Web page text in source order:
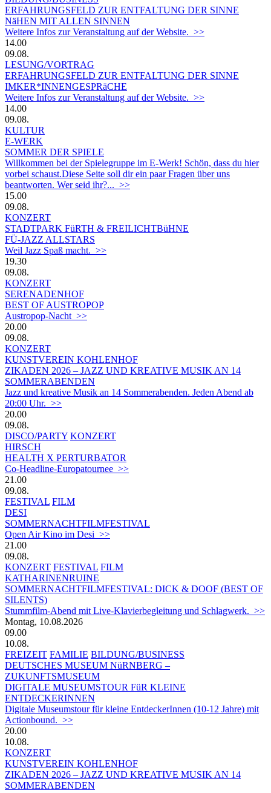
ERFAHRUNGSFELD ZUR ENTFALTUNG DER SINNE
NäHEN MIT ALLEN SINNEN
Weitere Infos zur Veranstaltung auf der Website. >>
14.00
09.08.
LESUNG/VORTRAG
ERFAHRUNGSFELD ZUR ENTFALTUNG DER SINNE
IMKER*INNENGESPRäCHE
Weitere Infos zur Veranstaltung auf der Website. >>
14.00
09.08.
KULTUR
E-WERK
SOMMER DER SPIELE
Willkommen bei der Spielegruppe im E-Werk! Schön, dass du hier
vorbei schaust.Diese Seite soll dir ein paar Fragen über uns
beantworten. Wer seid ihr?... >>
15.00
09.08.
KONZERT
STADTPARK FüRTH & FREILICHTBüHNE
FÜ-JAZZ ALLSTARS
Weil Jazz Spaß macht. >>
19.30
09.08.
KONZERT
SERENADENHOF
BEST OF AUSTROPOP
Austropop-Nacht >>
20.00
09.08.
KONZERT
KUNSTVEREIN KOHLENHOF
ZIKADEN 2026 – JAZZ UND KREATIVE MUSIK AN 14
SOMMERABENDEN
Jazz und kreative Musik an 14 Sommerabenden. Jeden Abend ab
20:00 Uhr. >>
20.00
09.08.
DISCO/PARTY KONZERT
HIRSCH
HEALTH X PERTURBATOR
Co-Headline-Europatournee >>
21.00
09.08.
FESTIVAL FILM
DESI
SOMMERNACHTFILMFESTIVAL
Open Air Kino im Desi >>
21.00
09.08.
KONZERT FESTIVAL FILM
KATHARINENRUINE
SOMMERNACHTFILMFESTIVAL: DICK & DOOF (BEST OF
SILENTS)
Stummfilm-Abend mit Live-Klavierbegleitung und Schlagwerk. >>
Montag, 10.08.2026
09.00
10.08.
FREIZEIT FAMILIE BILDUNG/BUSINESS
DEUTSCHES MUSEUM NüRNBERG –
ZUKUNFTSMUSEUM
DIGITALE MUSEUMSTOUR FüR KLEINE
ENTDECKERINNEN
Digitale Museumstour für kleine EntdeckerInnen (10-12 Jahre) mit
Actionbound. >>
20.00
10.08.
KONZERT
KUNSTVEREIN KOHLENHOF
ZIKADEN 2026 – JAZZ UND KREATIVE MUSIK AN 14
SOMMERABENDEN